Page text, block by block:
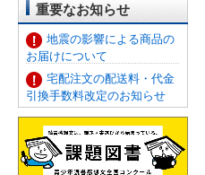
重要なお知らせ
地震の影響による商品の
お届けについて
宅配注文の配送料・代金
引換手数料改定のお知らせ